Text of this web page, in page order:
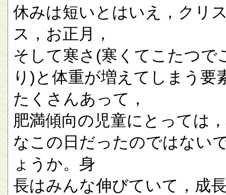
休みは短いとはいえ，クリ
ス，お正月，
そして寒さ(寒くてこたつで
り)と体重が増えてしまう要
たくさんあって，
肥満傾向の児童にとっては
なこの日だったのではない
ょうか。身
長はみんな伸びていて，成